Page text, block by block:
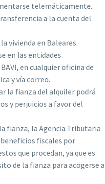
telemáticamente.
a la cuenta del
vivienda en Baleares.
en las entidades
en cualquier oficina de
y vía correo.
la fianza del alquiler podrá
y perjuicios a favor del
fianza, la Agencia Tributaria
fiscales por
que procedan, ya que es
de la fianza para acogerse a